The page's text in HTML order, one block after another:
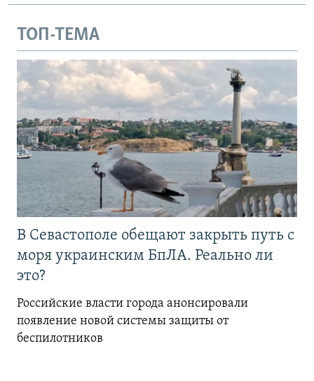
ТОП-ТЕМА
В Севастополе обещают закрыть путь с
моря украинским БпЛА. Реально ли
это?
Российские власти города анонсировали
появление новой системы защиты от
беспилотников